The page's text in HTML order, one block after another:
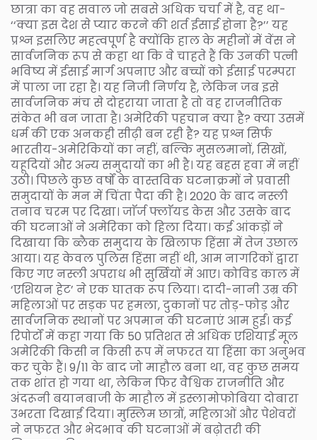
छात्रा का वह सवाल जो सबसे अधिक चर्चा में है, वह था-
‘‘क्या इस देश से प्यार करने की शर्त ईसाई होना है?’’ यह
प्रश्न इसलिए महत्वपूर्ण है क्योंकि हाल के महीनों में वेंस ने
सार्वजनिक रूप से कहा था कि वे चाहते हैं कि उनकी पत्नी
भविष्य में ईसाई मार्ग अपनाए और बच्चों को ईसाई परम्परा
में पाला जा रहा है। यह निजी निर्णय है, लेकिन जब इसे
सार्वजनिक मंच से दोहराया जाता है तो वह राजनीतिक
संकेत भी बन जाता है। अमेरिकी पहचान क्या है? क्या उसमें
धर्म की एक अनकही सीढ़ी बन रही है? यह प्रश्न सिर्फ
भारतीय-अमेरिकियों का नहीं, बल्कि मुसलमानों, सिखों,
यहूदियों और अन्य समुदायों का भी है। यह बहस हवा में नहीं
उठी। पिछले कुछ वर्षों के वास्तविक घटनाक्रमों ने प्रवासी
समुदायों के मन में चिंता पैदा की है। 2020 के बाद नस्ली
तनाव चरम पर दिखा। जाॅर्ज फ्लाॅयड केस और उसके बाद
की घटनाओं ने अमेरिका को हिला दिया। कई आंकड़ों ने
दिखाया कि ब्लैक समुदाय के खिलाफ हिंसा में तेज उछाल
आया। यह केवल पुलिस हिंसा नहीं थी, आम नागरिकों द्वारा
किए गए नस्ली अपराध भी सुर्खियों में आए। कोविड काल में
‘एशियन हेट’ ने एक घातक रूप लिया। दादी-नानी उम्र की
महिलाओं पर सड़क पर हमला, दुकानों पर तोड़-फोड़ और
सार्वजनिक स्थानों पर अपमान की घटनाएं आम हुईं। कई
रिपोर्टों में कहा गया कि 50 प्रतिशत से अधिक एशियाई मूल
अमेरिकी किसी न किसी रूप में नफरत या हिंसा का अनुभव
कर चुके हैं। 9/11 के बाद जो माहौल बना था, वह कुछ समय
तक शांत हो गया था, लेकिन फिर वैश्विक राजनीति और
अंदरूनी बयानबाजी के माहौल में इस्लामोफोबिया दोबारा
उभरता दिखाई दिया। मुस्लिम छात्रों, महिलाओं और पेशेवरों
ने नफरत और भेदभाव की घटनाओं में बढ़ोतरी की